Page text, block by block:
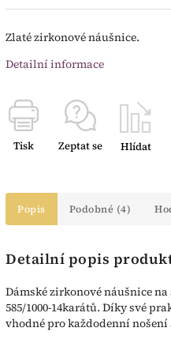
Zlaté zirkonové náušnice.
Detailní informace
Tisk Zeptat se Hlídat
Popis Podobné (4)
Detailní popis
Dámské zirkonové náušnice
585/1000-14karátů. Díky své
vhodné pro každodenní